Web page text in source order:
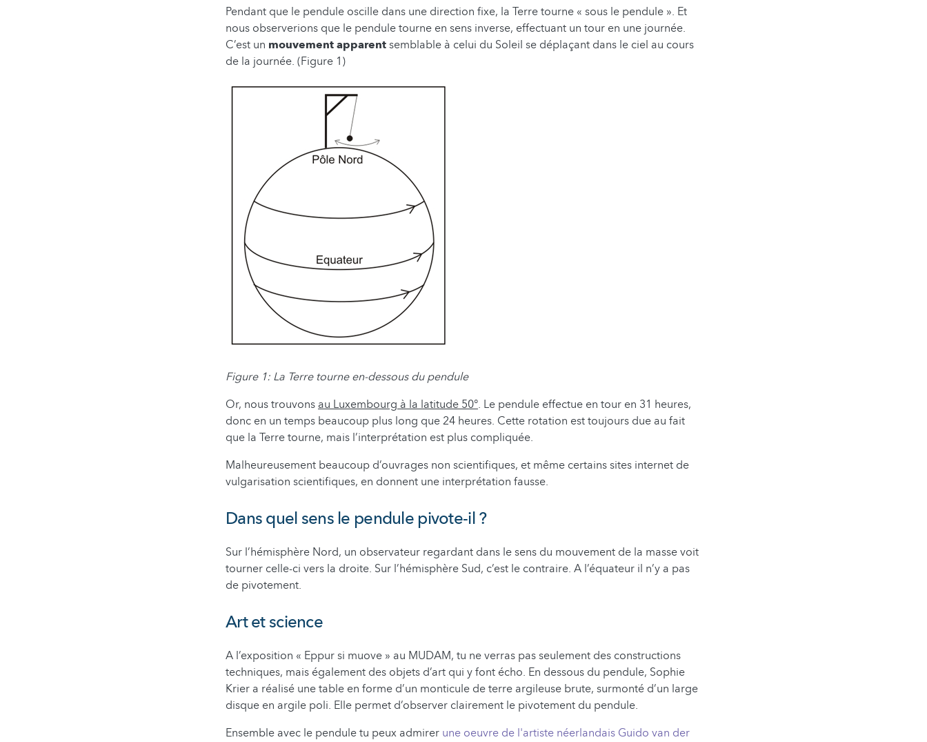
Pendant que le pendule oscille dans une direction fixe, la Terre tourne « sous le pendule ». Et
nous observerions que le pendule tourne en sens inverse, effectuant un tour en une journée.
C’est un mouvement apparentsemblable à celui du Soleil se déplaçant dans le ciel au cours
de la journée. (Figure 1)
Figure 1: La Terre tourne en-dessous du pendule
Or, nous trouvons au Luxembourg à la latitude 50°. Le pendule effectue en tour en 31 heures,
donc en un temps beaucoup plus long que 24 heures. Cette rotation est toujours due au fait
que la Terre tourne, mais l’interprétation est plus compliquée.
Malheureusement beaucoup d’ouvrages non scientifiques, et même certains sites internet de
vulgarisation scientifiques, en donnent une interprétation fausse.
Dans quel sens le pendule pivote-il ?
Sur l’hémisphère Nord, un observateur regardant dans le sens du mouvement de la masse voit
tourner celle-ci vers la droite. Sur l’hémisphère Sud, c’est le contraire. A l’équateur il n’y a pas
de pivotement.
Art et science
A l’exposition « Eppur si muove » au MUDAM, tu ne verras pas seulement des constructions
techniques, mais également des objets d’art qui y font écho. En dessous du pendule, Sophie
Krier a réalisé une table en forme d’un monticule de terre argileuse brute, surmonté d’un large
disque en argile poli. Elle permet d’observer clairement le pivotement du pendule.
Ensemble avec le pendule tu peux admirer une oeuvre de l'artiste néerlandais Guido van der